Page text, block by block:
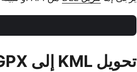
تحويل KML إلى GPX في C#